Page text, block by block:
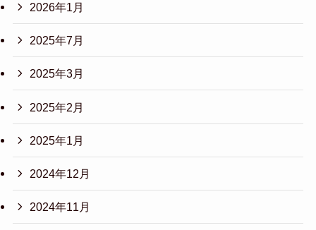
2026年1月
2025年7月
2025年3月
2025年2月
2025年1月
2024年12月
2024年11月